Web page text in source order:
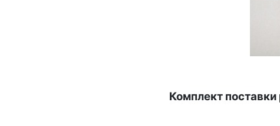
Комплект